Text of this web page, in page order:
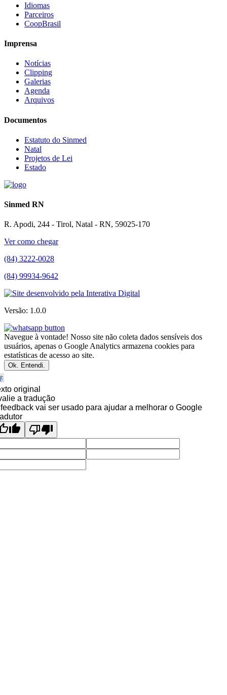
Idiomas
Parceiros
CoopBrasil
Imprensa
Notícias
Clipping
Galerias
Agenda
Arquivos
Documentos
Estatuto do Sinmed
Natal
Projetos de Lei
Estado
Sinmed RN
R. Apodi, 244 - Tirol, Natal - RN, 59025-170
Ver como chegar
(84) 3222-0028
(84) 99934-9642
Versão: 1.0.0
Navegue à vontade! Nosso site não coleta dados sensíveis dos
usuários, apenas o Google Analytics armazena cookies para
estatísticas de acesso ao site.
Ok. Entendi.
original
a tradução
vai ser usado para ajudar a melhorar o Google